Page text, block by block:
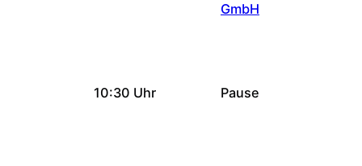
GmbH
10:30 Uhr Pause